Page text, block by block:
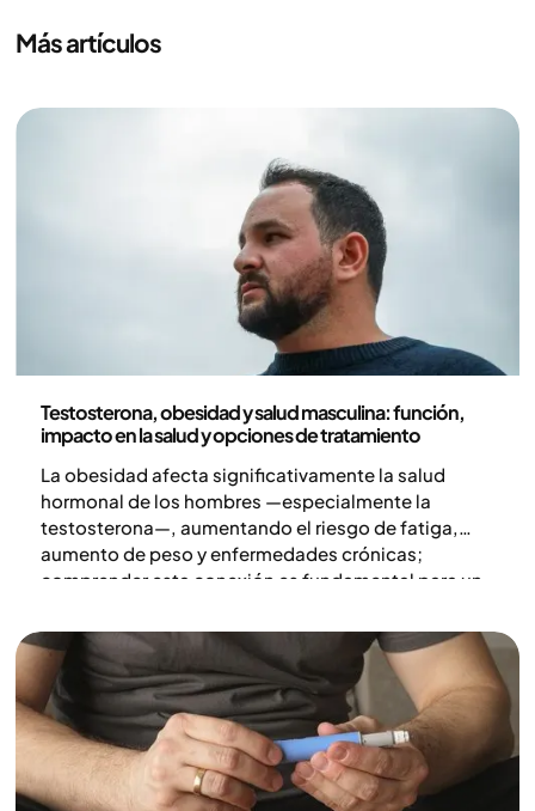
Más artículos
Testosterona, obesidad y salud masculina: función,
impacto en la salud y opciones de tratamiento
La obesidad afecta significativamente la salud
hormonal de los hombres —especialmente la
testosterona—, aumentando el riesgo de fatiga,
aumento de peso y enfermedades crónicas;
comprender esta conexión es fundamental para un